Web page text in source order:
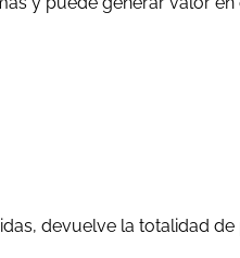
devuelve la totalidad